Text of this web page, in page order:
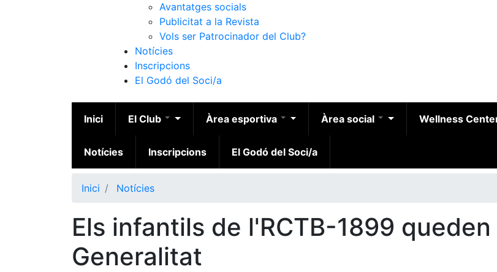
Avantatges socials
Publicitat a la Revista
Vols ser Patrocinador del Club?
Notícies
Inscripcions
El Godó del Soci/a
Inici El Club Àrea esportiva Àrea social Wellness
Notícies Inscripcions El Godó del Soci/a
Inici Notícies
Els infantils de l'RCTB-1899
Generalitat